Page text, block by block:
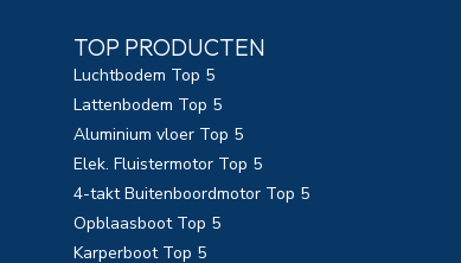
TOP PRODUCTEN
Luchtbodem Top 5
Lattenbodem Top 5
Aluminium vloer Top 5
Elek. Fluistermotor Top 5
4-takt Buitenboordmotor Top 5
Opblaasboot Top 5
Karperboot Top 5